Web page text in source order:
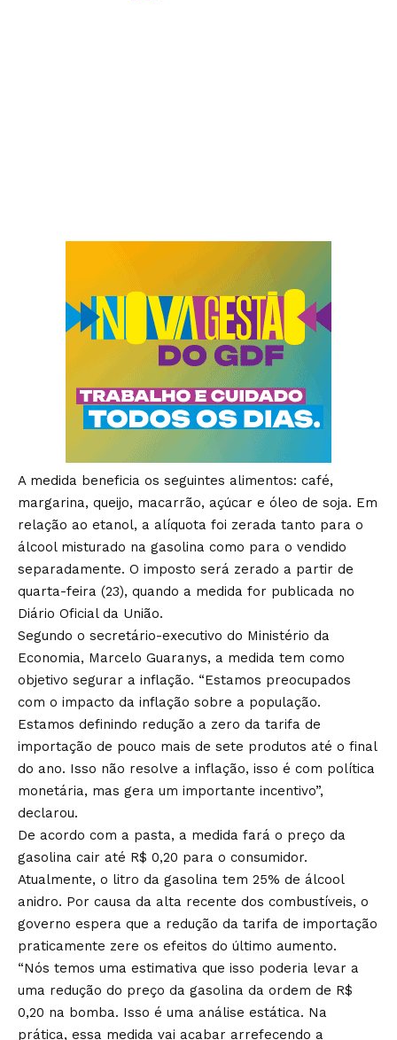
A medida beneficia os seguintes alimentos: café,
margarina, queijo, macarrão, açúcar e óleo de soja. Em
relação ao etanol, a alíquota foi zerada tanto para o
álcool misturado na gasolina como para o vendido
separadamente. O imposto será zerado a partir de
quarta-feira (23), quando a medida for publicada no
Diário Oficial da União.
Segundo o secretário-executivo do Ministério da
Economia, Marcelo Guaranys, a medida tem como
objetivo segurar a inflação. “Estamos preocupados
com o impacto da inflação sobre a população.
Estamos definindo redução a zero da tarifa de
importação de pouco mais de sete produtos até o final
do ano. Isso não resolve a inflação, isso é com política
monetária, mas gera um importante incentivo”,
declarou.
De acordo com a pasta, a medida fará o preço da
gasolina cair até R$ 0,20 para o consumidor.
Atualmente, o litro da gasolina tem 25% de álcool
anidro. Por causa da alta recente dos combustíveis, o
governo espera que a redução da tarifa de importação
praticamente zere os efeitos do último aumento.
“Nós temos uma estimativa que isso poderia levar a
uma redução do preço da gasolina da ordem de R$
0,20 na bomba. Isso é uma análise estática. Na
prática, essa medida vai acabar arrefecendo a